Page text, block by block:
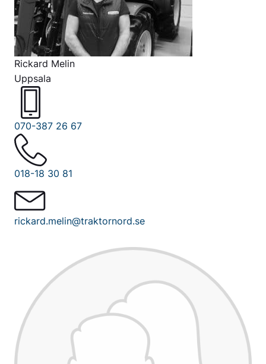
Rickard Melin
Uppsala
070-387 26 67
018-18 30 81
rickard.melin@traktornord.se